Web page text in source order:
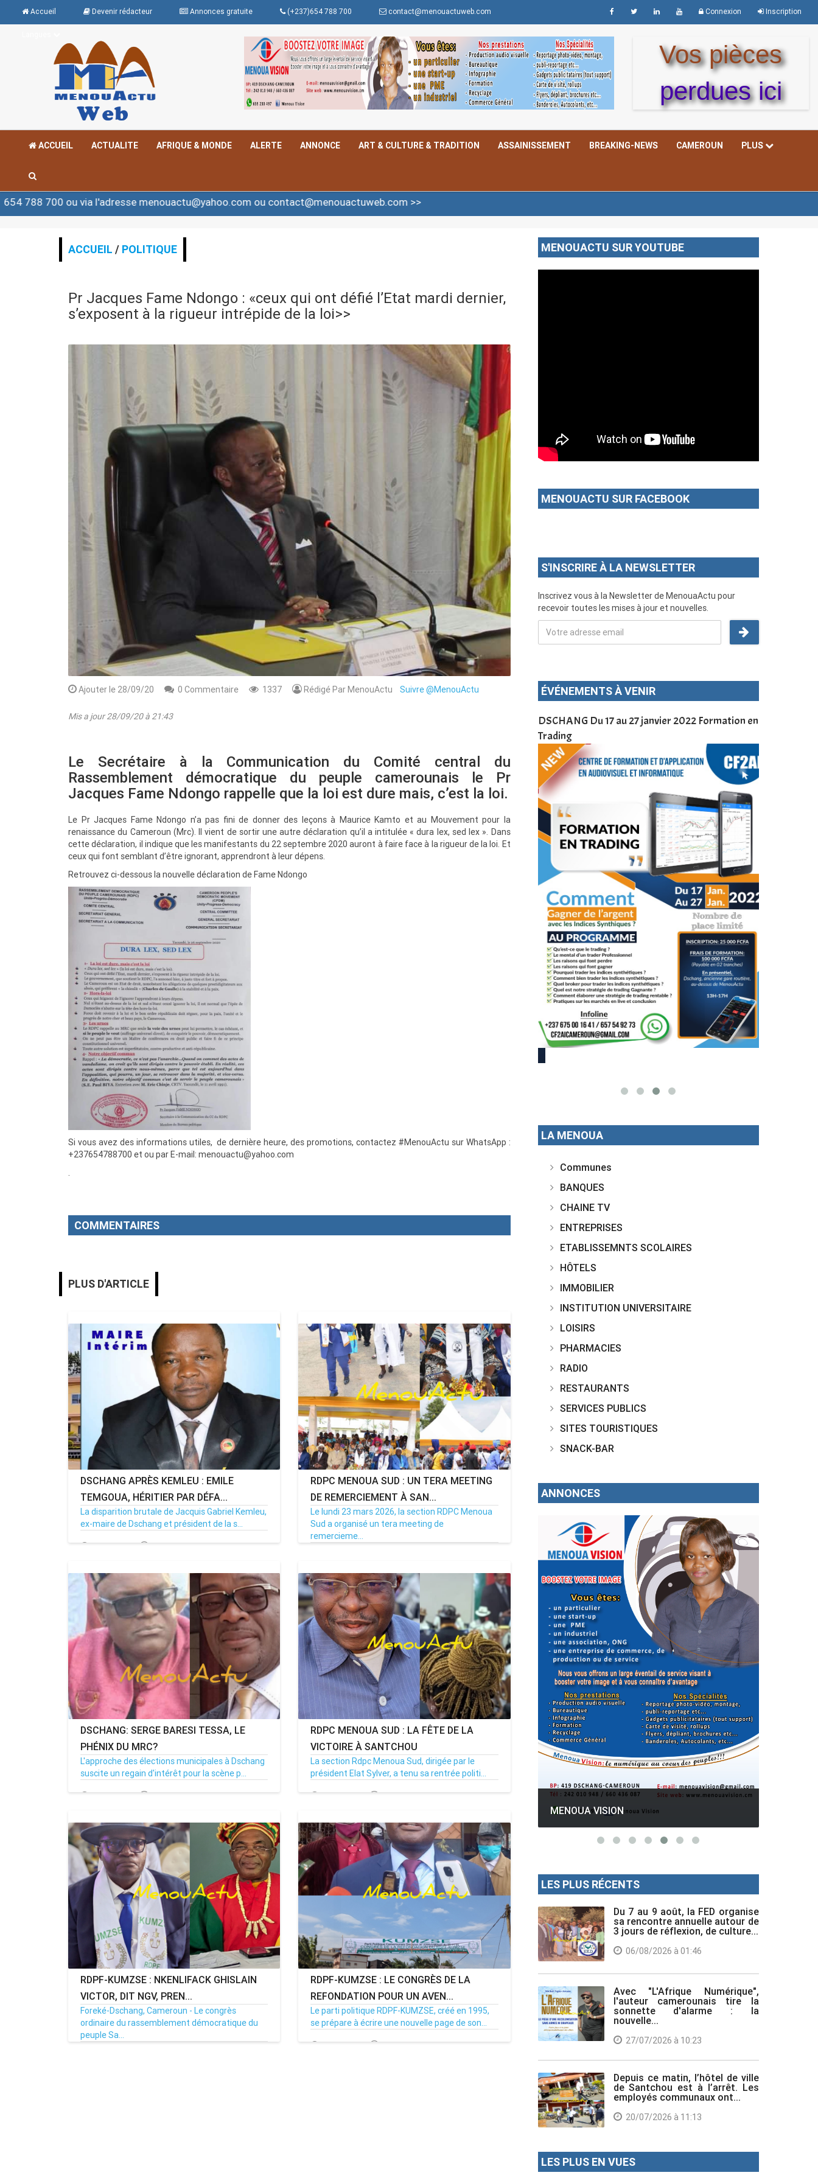
Accueil Devenir rédacteur Annonces gratuite (+237)654 788 700 contact@menouactuweb.com Connexion Inscription
Vos pièces
perdues ici
ACCUEIL ACTUALITE AFRIQUE & MONDE ALERTE ANNONCE ART & CULTURE & TRADITION ASSAINISSEMENT BREAKING-NEWS CAMEROUN PLUS
via l'adresse menouactu@yahoo.com ou contact@menouactuweb.com >>
ACCUEIL / POLITIQUE
Pr Jacques Fame Ndongo : «ceux qui ont défié l’Etat mardi dernier,
s’exposent à la rigueur intrépide de la loi>>
Ajouter le 28/09/20 0 Commentaire 1337 Rédigé Par MenouActuSuivre @MenouActu
Mis a jour 28/09/20 à 21:43
Le Secrétaire à la Communication du Comité central du
Rassemblement démocratique du peuple camerounais le Pr
Jacques Fame Ndongo rappelle que la loi est dure mais, c’est la loi.
Le Pr Jacques Fame Ndongo n’a pas fini de donner des leçons à Maurice Kamto et au Mouvement pour la
renaissance du Cameroun (Mrc). Il vient de sortir une autre déclaration qu’il a intitulée « dura lex, sed lex ». Dans
cette déclaration, il indique que les manifestants du 22 septembre 2020 auront à faire face à la rigueur de la loi. Et
ceux qui font semblant d’être ignorant, apprendront à leur dépens.
Retrouvez ci-dessous la nouvelle déclaration de Fame Ndongo
Si vous avez des informations utiles, de dernière heure, des promotions, contactez #MenouActu sur WhatsApp :
+237654788700 et ou par E-mail: menouactu@yahoo.com
.
COMMENTAIRES
PLUS D'ARTICLE
DSCHANG APRÈS KEMLEU : EMILE
TEMGOUA, HÉRITIER PAR DÉFA...
La disparition brutale de Jacquis Gabriel Kemleu,
ex-maire de Dschang et président de la s...
14/04/26 Par MenouActu 0
RDPC MENOUA SUD : UN TERA MEETING
DE REMERCIEMENT À SAN...
Le lundi 23 mars 2026, la section RDPC Menoua
Sud a organisé un tera meeting de
remercieme...
DSCHANG: SERGE BARESI TESSA, LE
PHÉNIX DU MRC?
L'approche des élections municipales à Dschang
suscite un regain d'intérêt pour la scène p...
06/03/26 Par MenouActu 0
RDPC MENOUA SUD : LA FÊTE DE LA
VICTOIRE À SANTCHOU
La section Rdpc Menoua Sud, dirigée par le
président Elat Sylver, a tenu sa rentrée politi...
22/02/26 Par MenouActu 0
RDPF-KUMZSE : NKENLIFACK GHISLAIN
VICTOR, DIT NGV, PREN...
Foreké-Dschang, Cameroun - Le congrès
ordinaire du rassemblement démocratique du
peuple Sa...
RDPF-KUMZSE : LE CONGRÈS DE LA
REFONDATION POUR UN AVEN...
Le parti politique RDPF-KUMZSE, créé en 1995,
se prépare à écrire une nouvelle page de son...
27/11/25 Par MenouActu 0
MENOUACTU SUR YOUTUBE
MENOUACTU SUR FACEBOOK
S'INSCRIRE À LA NEWSLETTER
Inscrivez vous à la Newsletter de MenouaActu pour
recevoir toutes les mises à jour et nouvelles.
ÉVÉNEMENTS À VENIR
Rendez-vous le 10 Octobre avec GESPROS pour
DSCHANG Du 17 au 27 janvier 2022 Formation en
Trading
Cameroun
LA MENOUA
Communes
BANQUES
CHAINE TV
ENTREPRISES
ETABLISSEMNTS SCOLAIRES
HÔTELS
IMMOBILIER
INSTITUTION UNIVERSITAIRE
LOISIRS
PHARMACIES
RADIO
RESTAURANTS
SERVICES PUBLICS
SITES TOURISTIQUES
SNACK-BAR
ANNONCES
GESPROS formation : La rentrée
académique ce 10 Octobre 2022.
LES PLUS RÉCENTS
Du 7 au 9 août, la FED organise
sa rencontre annuelle autour de
3 jours de réflexion, de culture...
06/08/2026 à 01:46
Avec "L'Afrique Numérique",
l'auteur camerounais tire la
sonnette d'alarme : la
nouvelle...
27/07/2026 à 10:23
Depuis ce matin, l’hôtel de ville
de Santchou est à l’arrêt. Les
employés communaux ont...
20/07/2026 à 11:13
LES PLUS EN VUES